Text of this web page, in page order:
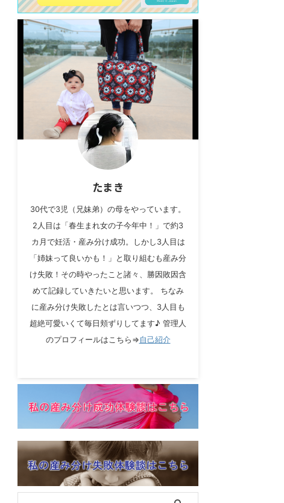
たまき
30代で3児（兄妹弟）の母をやっています。
2人目は「春生まれ女の子今年中！」で約3
カ月で妊活・産み分け成功。しかし3人目は
「姉妹って良いかも！」と取り組むも産み分
け失敗！その時やったこと諸々、勝因敗因含
めて記録していきたいと思います。 ちなみ
に産み分け失敗したとは言いつつ、3人目も
超絶可愛いくて毎日頬ずりしてます♪ 管理人
のプロフィールはこちら⇒自己紹介